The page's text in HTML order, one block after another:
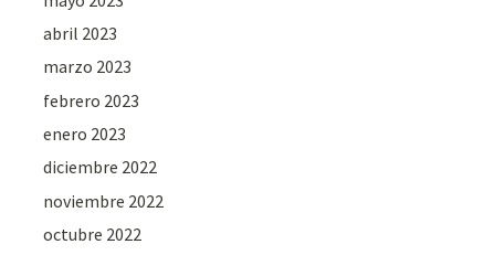
abril 2023
marzo 2023
febrero 2023
enero 2023
diciembre 2022
noviembre 2022
octubre 2022